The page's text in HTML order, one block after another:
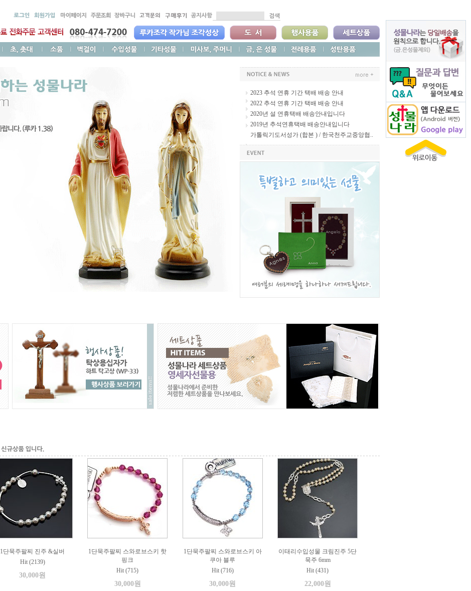
2023 추석 연휴 기간 택배 배송 안내
2022 추석 연휴 기간 택배 배송 안내
2020년 설 연휴택배 배송안내입니다
2019년 추석연휴택배 배송안내입니다
가톨릭기도서성가 (합본 ) / 한국천주교중앙협..
1단묵주팔찌 진주 &실버
Hit (2139)
30,000원
1단묵주팔찌 스와로브스키 핫
핑크
Hit (715)
30,000원
1단묵주팔찌 스와로브스키 아
쿠아 블루
Hit (716)
30,000원
이태리수입성물 크림진주 5단
묵주 6mm
Hit (431)
22,000원